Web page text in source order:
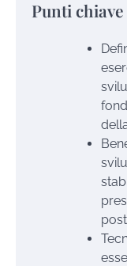
Punti chiave